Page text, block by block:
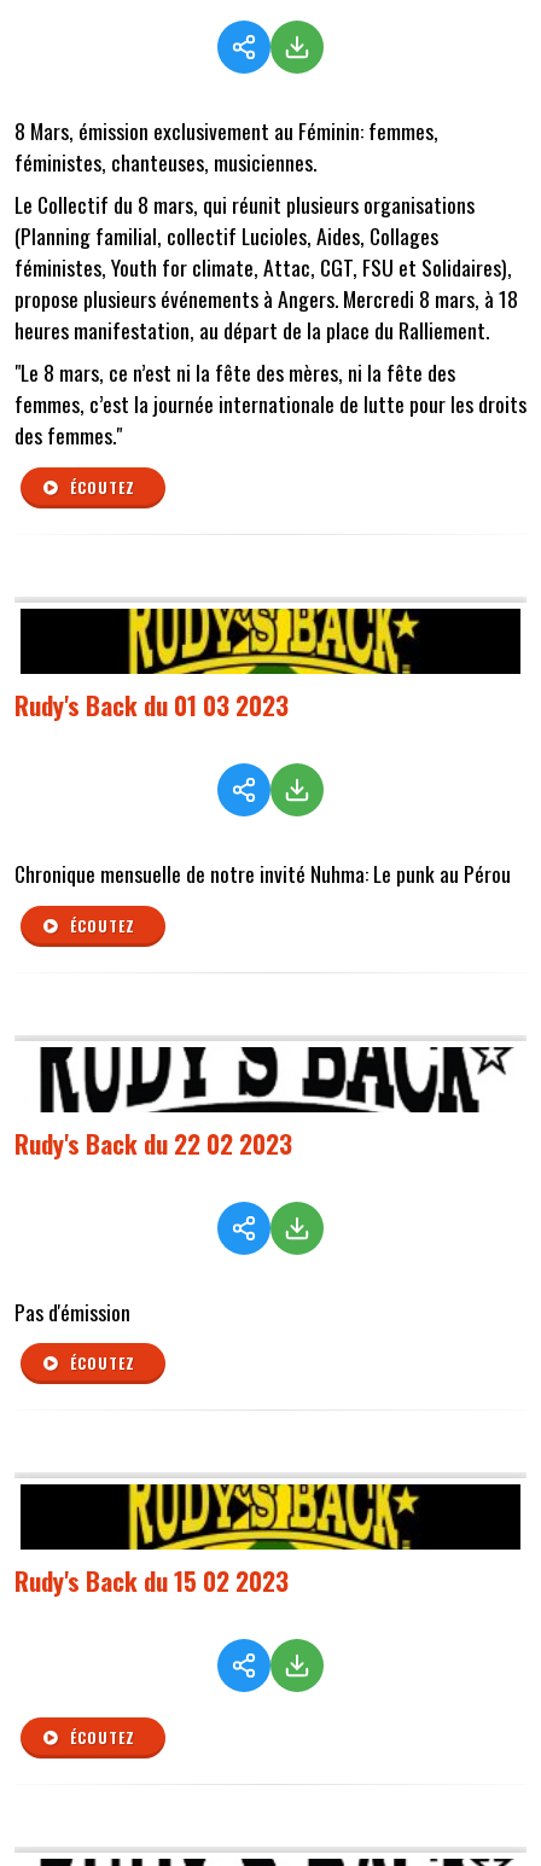
8 Mars, émission exclusivement au Féminin: femmes,
féministes, chanteuses, musiciennes.
Le Collectif du 8 mars, qui réunit plusieurs organisations
(Planning familial, collectif Lucioles, Aides, Collages
féministes, Youth for climate, Attac, CGT, FSU et Solidaires),
propose plusieurs événements à Angers. Mercredi 8 mars, à 18
heures manifestation, au départ de la place du Ralliement.
"Le 8 mars, ce n’est ni la fête des mères, ni la fête des
femmes, c’est la journée internationale de lutte pour les droits
des femmes."
ÉCOUTEZ
Rudy's Back du 01 03 2023
Chronique mensuelle de notre invité Nuhma: Le punk au Pérou
ÉCOUTEZ
Rudy's Back du 22 02 2023
Pas d'émission
ÉCOUTEZ
Rudy's Back du 15 02 2023
ÉCOUTEZ